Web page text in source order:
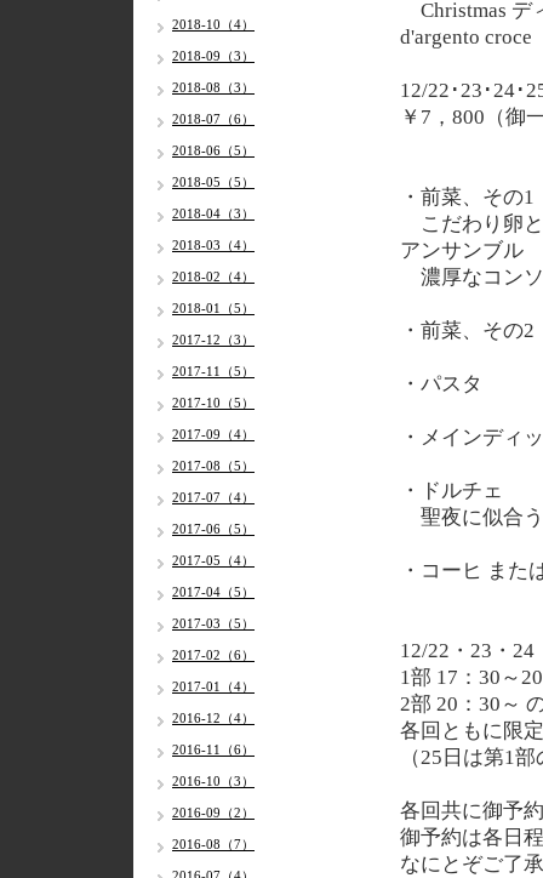
Christmas
d'argento
12/22･23･24･
￥7，800（御
・前菜、その1
こだわり卵
アンサンブル
濃厚なコン
・前菜、その2
・パスタ
・メインディ
・ドルチェ
聖夜に似合
・コーヒ また
12/22・23・
1部 17：30～
2部 20：30～
各回ともに限
（25日は第1
各回共に御予
御予約は各日
なにとぞご了
2018-10（4）
2018-09（3）
2018-08（3）
2018-07（6）
2018-06（5）
2018-05（5）
2018-04（3）
2018-03（4）
2018-02（4）
2018-01（5）
2017-12（3）
2017-11（5）
2017-10（5）
2017-09（4）
2017-08（5）
2017-07（4）
2017-06（5）
2017-05（4）
2017-04（5）
2017-03（5）
2017-02（6）
2017-01（4）
2016-12（4）
2016-11（6）
2016-10（3）
2016-09（2）
2016-08（7）